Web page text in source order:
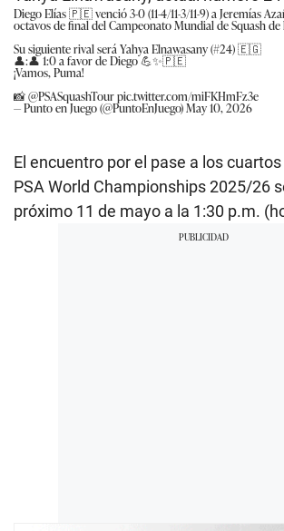
Diego Elías 🇵🇪 venció 3-0 (11-4/11-3/11-9) a Jeremías
octavos de final del Campeonato Mundial de Squash de
Su siguiente rival será Yahya Elnawasany (#24) 🇪🇬
👤:👤 1:0 a favor de Diego 💪✨️🇵🇪
¡Vamos, Puma!
📸@PSASquashTourpic.twitter.com/miFKHmFz3e
— Punto en Juego (@PuntoEnJuego)May 10, 2026
El encuentro por el pase a los cuartos
PSA World Championships 2025/26
próximo 11 de mayo a la 1:30 p.m.